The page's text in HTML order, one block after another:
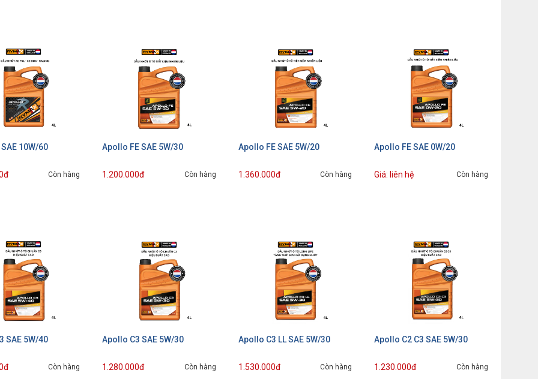
10W/60
Còn hàng
Apollo FE SAE 5W/30
1.200.000đ Còn hàng
Apollo FE SAE 5W/20
1.360.000đ Còn hàng
Apollo FE SAE 0W/20
Giá: liên hệ Còn hàng
SAE 5W/40
Còn hàng
Apollo C3 SAE 5W/30
1.280.000đ Còn hàng
Apollo C3 LL SAE 5W/30
1.530.000đ Còn hàng
Apollo C2 C3 SAE 5W/30
1.230.000đ Còn hàng